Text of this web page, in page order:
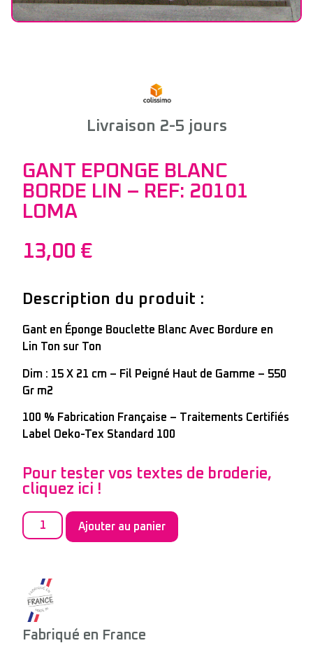
Livraison 2-5 jours
GANT EPONGE BLANC
BORDE LIN – REF: 20101
LOMA
13,00 €
Description du produit :
Gant en Éponge Bouclette Blanc Avec Bordure en
Lin Ton sur Ton
Dim : 15 X 21 cm – Fil Peigné Haut de Gamme – 550
Gr m2
100 % Fabrication Française – Traitements Certifiés
Label Oeko-Tex Standard 100
Pour tester vos textes de broderie,
cliquez ici !
Ajouter au panier
Fabriqué en France